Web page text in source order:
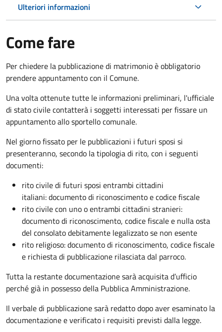
Ulteriori informazioni
Come fare
Per chiedere la pubblicazione di matrimonio è obbligatorio
prendere appuntamento con il Comune.
Una volta ottenute tutte le informazioni preliminari, l'ufficiale
di stato civile contatterà i soggetti interessati per fissare un
appuntamento allo sportello comunale.
Nel giorno fissato per le pubblicazioni i futuri sposi si
presenteranno, secondo la tipologia di rito, con i seguenti
documenti:
rito civile di futuri sposi entrambi cittadini
italiani: documento di riconoscimento e codice fiscale
rito civile con uno o entrambi cittadini stranieri:
documento di riconoscimento, codice fiscale e nulla osta
del consolato debitamente legalizzato se non esente
rito religioso: documento di riconoscimento, codice fiscale
e richiesta di pubblicazione rilasciata dal parroco.
Tutta la restante documentazione sarà acquisita d’ufficio
perché già in possesso della Pubblica Amministrazione.
Il verbale di pubblicazione sarà redatto dopo aver esaminato la
documentazione e verificato i requisiti previsti dalla legge.